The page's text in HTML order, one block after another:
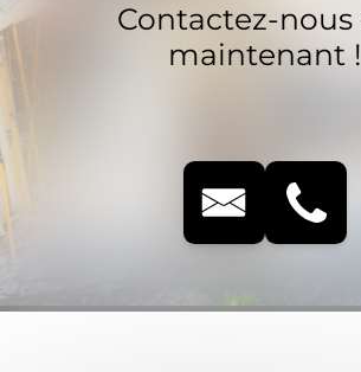
Contactez-nous
maintenant !